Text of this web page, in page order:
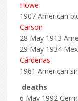
Howe
1907 American
Carson
28 May 1913
29 May 1934
Cárdenas
1961 American
deaths
6 May 1992